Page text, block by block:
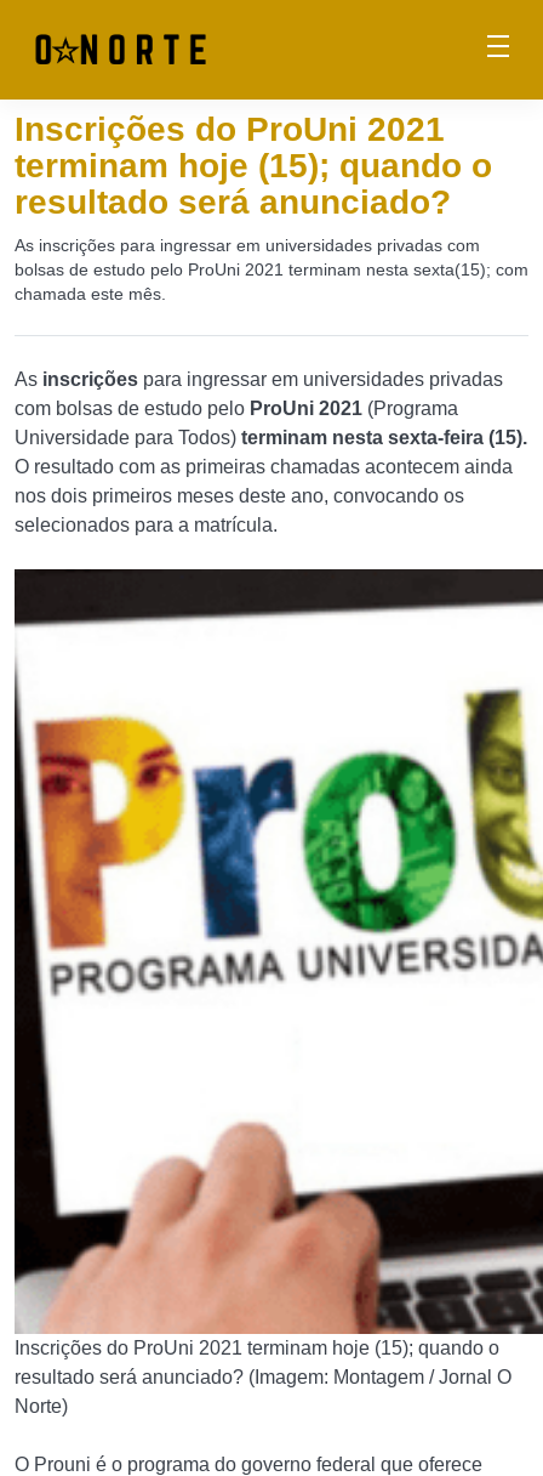
Inscrições do ProUni 2021
terminam hoje (15); quando o
resultado será anunciado?
As inscrições para ingressar em universidades privadas com
bolsas de estudo pelo ProUni 2021 terminam nesta sexta(15); com
chamada este mês.
As inscrições para ingressar em universidades privadas
com bolsas de estudo pelo ProUni 2021 (Programa
Universidade para Todos) terminam nesta sexta-feira (15).
O resultado com as primeiras chamadas acontecem ainda
nos dois primeiros meses deste ano, convocando os
selecionados para a matrícula.
Inscrições do ProUni 2021 terminam hoje (15); quando o
resultado será anunciado? (Imagem: Montagem / Jornal O
Norte)
O Prouni é o programa do governo federal que oferece